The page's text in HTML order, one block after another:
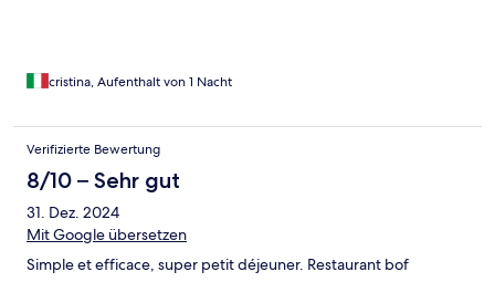
cristina, Aufenthalt von 1 Nacht
Verifizierte Bewertung
8/10 – Sehr gut
31. Dez. 2024
Mit Google übersetzen
Simple et efficace, super petit déjeuner. Restaurant bof